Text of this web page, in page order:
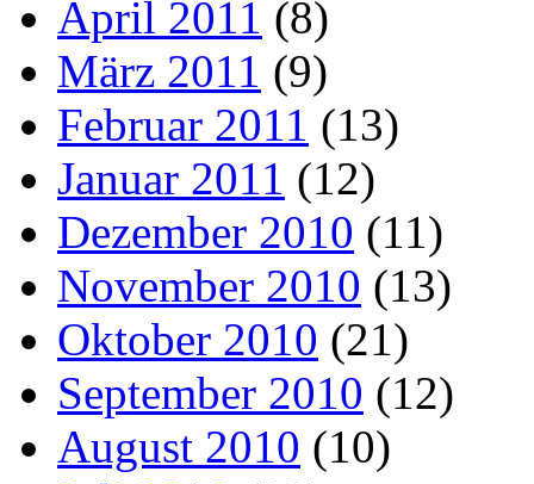
April 2011 (8)
März 2011 (9)
Februar 2011 (13)
Januar 2011 (12)
Dezember 2010 (11)
November 2010 (13)
Oktober 2010 (21)
September 2010 (12)
August 2010 (10)